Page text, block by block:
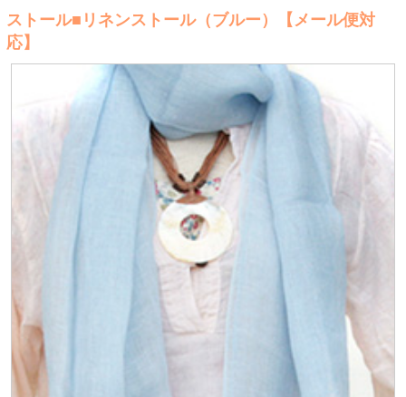
ストール■リネンストール（ブルー）【メール便対
応】